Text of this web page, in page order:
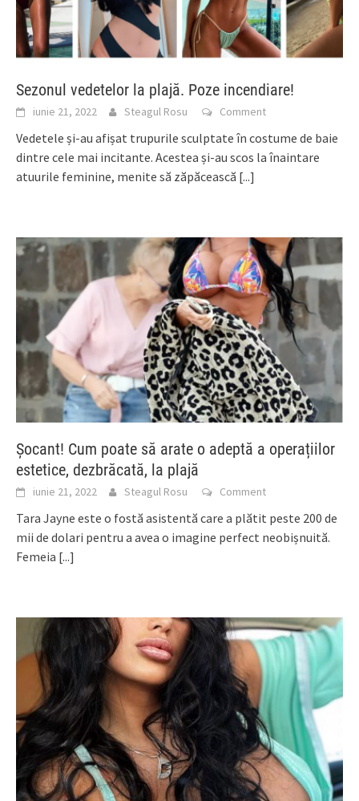
Sezonul vedetelor la plajă. Poze incendiare!
iunie 21, 2022 Steagul Rosu Comment
Vedetele și-au afișat trupurile sculptate în costume de baie
dintre cele mai incitante. Acestea și-au scos la înaintare
atuurile feminine, menite să zăpăcească [...]
Șocant! Cum poate să arate o adeptă a operațiilor
estetice, dezbrăcată, la plajă
iunie 21, 2022 Steagul Rosu Comment
Tara Jayne este o fostă asistentă care a plătit peste 200 de
mii de dolari pentru a avea o imagine perfect neobișnuită.
Femeia [...]